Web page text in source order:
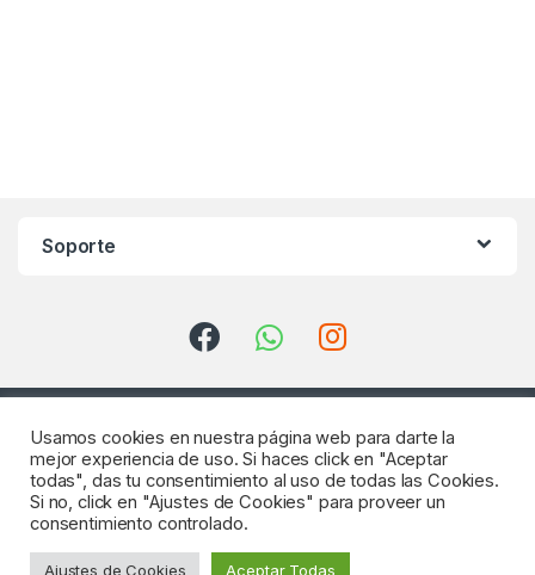
Soporte
¿Consultas? Llámenos
Usamos cookies en nuestra página web para darte la
mejor experiencia de uso. Si haces click en "Aceptar
todas", das tu consentimiento al uso de todas las Cookies.
Si no, click en "Ajustes de Cookies" para proveer un
consentimiento controlado.
Ajustes de Cookies Aceptar Todas